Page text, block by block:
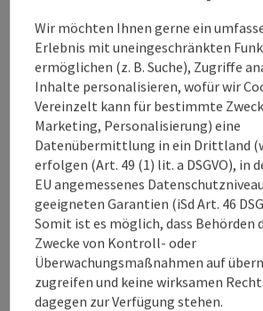
Eignung
Barrierefreiheit
Beitrag merken
zum Merkzettel In
Wir möchten Ihnen gerne ein
Erlebnis mit uneingeschränkten
ermöglichen (z. B. Suche), Zugriffe
Inhalte personalisieren, wofür wir
Vereinzelt kann für bestimmte
Marketing, Personalisierung) eine
Datenübermittlung in ein Drittland
erfolgen (Art. 49 (1) lit. a DSGVO), in
EU angemessenes
geeigneten Garantien (iSd Art. 46
Somit ist es möglich, dass Behörden
Zwecke von Kontroll- oder
Überwachungsmaßnahmen auf
zugreifen und keine wirksamen
dagegen zur Verfügung stehen.